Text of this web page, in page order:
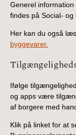
Generel
findes på Social- og
Her kan du også
byggevarer.
Ifølge
og apps være
af borgere med
Klik på linket for at